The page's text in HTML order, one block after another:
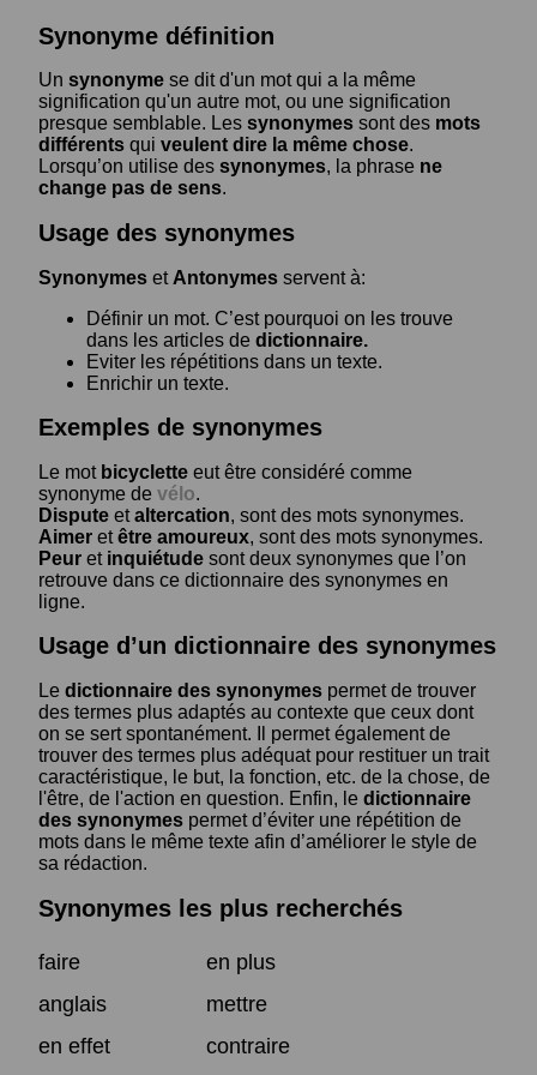
Synonyme définition
Un synonyme se dit d'un mot qui a la même
signification qu'un autre mot, ou une signification
presque semblable. Les synonymes sont des mots
différents qui veulent dire la même chose.
Lorsqu’on utilise des synonymes, la phrase ne
change pas de sens.
Usage des synonymes
Synonymes et Antonymes servent à:
Définir un mot. C’est pourquoi on les trouve
dans les articles de dictionnaire.
Eviter les répétitions dans un texte.
Enrichir un texte.
Exemples de synonymes
Le mot bicyclette eut être considéré comme
synonyme de vélo.
Dispute etaltercation, sont des mots synonymes.
Aimer etêtre amoureux, sont des mots synonymes.
Peur et inquiétude sont deux synonymes que l’on
retrouve dans ce dictionnaire des synonymes en
ligne.
Usage d’un dictionnaire des synonymes
Le dictionnaire des synonymes permet de trouver
des termes plus adaptés au contexte que ceux dont
on se sert spontanément. Il permet également de
trouver des termes plus adéquat pour restituer un trait
caractéristique, le but, la fonction, etc. de la chose, de
l'être, de l'action en question. Enfin, le dictionnaire
des synonymes permet d’éviter une répétition de
mots dans le même texte afin d’améliorer le style de
sa rédaction.
Synonymes les plus recherchés
faire
en plus
anglais
mettre
en effet
contraire